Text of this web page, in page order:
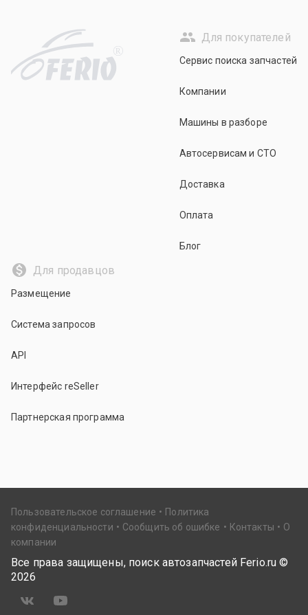
R
Для покупателей
Сервис поиска запчастей
Компании
Машины в разборе
Автосервисам и СТО
Доставка
Оплата
Блог
Для продавцов
Размещение
Система запросов
API
Интерфейс reSeller
Партнерская программа
Пользовательское соглашение
Политика
конфиденциальности
Сообщить об ошибке Контакты
О
компании
Все права защищены, поиск автозапчастей Ferio.ru ©
2026